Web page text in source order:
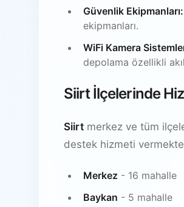
Güvenlik Ekipmanları:
ekipmanları.
WiFi Kamera
depolama özellikli
Siirt İlçelerinde
Siirt merkez ve tüm
destek hizmeti
Merkez - 16 mahalle
Baykan - 5 mahalle